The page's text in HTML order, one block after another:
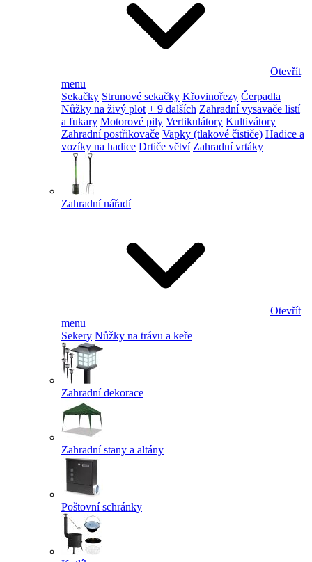
Otevřít
menu
Sekačky Strunové sekačky Křovinořezy Čerpadla
Nůžky na živý plot + 9 dalších Zahradní vysavače listí
a fukary Motorové pily Vertikulátory Kultivátory
Zahradní postřikovače Vapky (tlakové čističe) Hadice a
vozíky na hadice Drtiče větví Zahradní vrtáky
Zahradní nářadí
Otevřít
menu
Sekery Nůžky na trávu a keře
Zahradní dekorace
Zahradní stany a altány
Poštovní schránky